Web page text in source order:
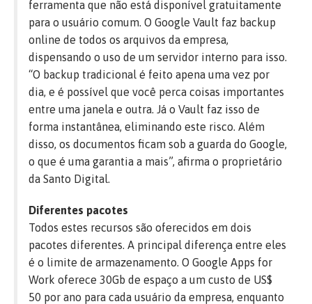
ferramenta que não está disponível gratuitamente
para o usuário comum. O Google Vault faz backup
online de todos os arquivos da empresa,
dispensando o uso de um servidor interno para isso.
“O backup tradicional é feito apena uma vez por
dia, e é possível que você perca coisas importantes
entre uma janela e outra. Já o Vault faz isso de
forma instantânea, eliminando este risco. Além
disso, os documentos ficam sob a guarda do Google,
o que é uma garantia a mais”, afirma o proprietário
da Santo Digital.
Diferentes pacotes
Todos estes recursos são oferecidos em dois
pacotes diferentes. A principal diferença entre eles
é o limite de armazenamento. O Google Apps for
Work oferece 30Gb de espaço a um custo de US$
50 por ano para cada usuário da empresa, enquanto